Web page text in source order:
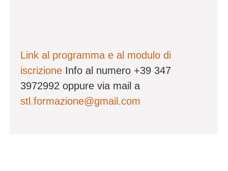
Link al programma e al modulo di
iscrizione Info al numero +39 347
3972992 oppure via mail a
stl.formazione@gmail.com